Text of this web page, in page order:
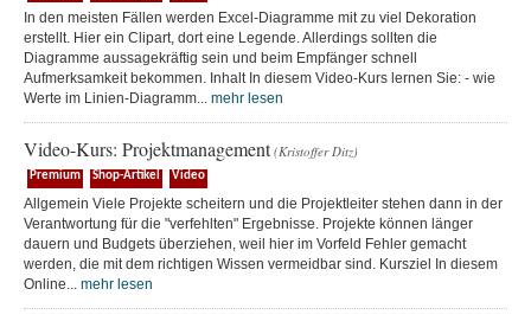
In den meisten Fällen werden Excel-Diagramme mit zu viel Dekoration
erstellt. Hier ein Clipart, dort eine Legende. Allerdings sollten die
Diagramme aussagekräftig sein und beim Empfänger schnell
Aufmerksamkeit bekommen. Inhalt In diesem Video-Kurs lernen Sie: - wie
Werte im Linien-Diagramm... mehr lesen
Video-Kurs: Projektmanagement (Kristoffer Ditz)
Premium Shop-Artikel Video
Allgemein Viele Projekte scheitern und die Projektleiter stehen dann in der
Verantwortung für die "verfehlten" Ergebnisse. Projekte können länger
dauern und Budgets überziehen, weil hier im Vorfeld Fehler gemacht
werden, die mit dem richtigen Wissen vermeidbar sind. Kursziel In diesem
Online... mehr lesen